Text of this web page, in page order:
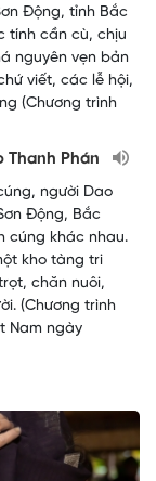
Động, tỉnh Bắc
tính cần cù, chịu
nguyên vẹn bản
viết, các lễ hội,
(Chương trình
Thanh Phán
người Dao
Động, Bắc
cúng khác nhau.
kho tàng tri
chăn nuôi,
(Chương trình
Nam ngày